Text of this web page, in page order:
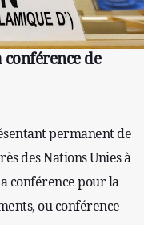
de
permanent de
des Nations Unies à
conférence pour la
ou conférence